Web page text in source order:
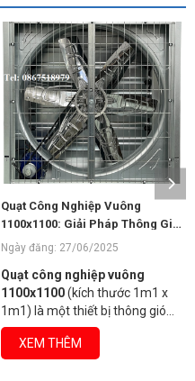
Quạt Công Nghiệp Vuông
1220x1220: Giải Pháp Thông Gió
Mạnh Mẽ
Ngày đăng: 27/06/2025
Quạt công nghiệp vuông
1220x1220 (kích thước 1.22m x
1.22m) là một loại quạt thông
gió công suất lớn, được thiết kế
đặc biệt để đáp ứng nhu cầu lưu
XEM THÊM